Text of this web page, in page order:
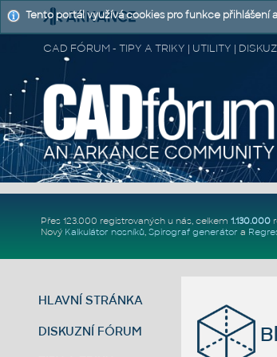
CAD FÓRUM - TIPY A TRIKY | UTILITY |
Přes 123.000 registrovaných u nás, celkem 1.130.000
Nový Kalkulátor nosníků, Spirograf generátor a
HLAVNÍ STRÁNKA
DISKUZNÍ FÓRUM
Tento portál využívá cookies pro funkce přihlášení